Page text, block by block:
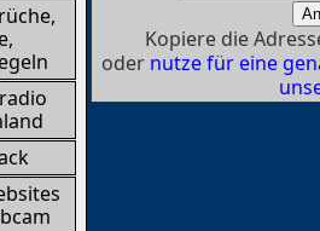
Kopiere die
oder nutze für eine